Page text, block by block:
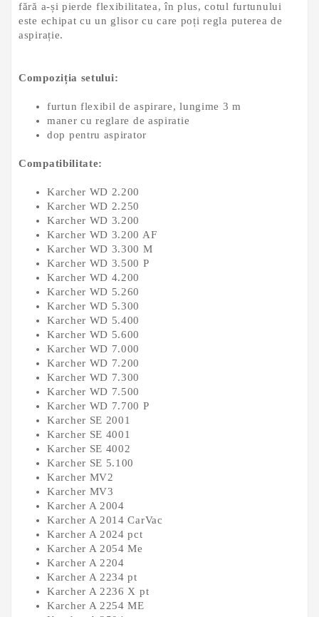
fără a-și pierde flexibilitatea, în plus, cotul furtunului
este echipat cu un glisor cu care poți regla puterea de
aspirație.
Compoziția setului:
furtun flexibil de aspirare, lungime 3 m
maner cu reglare de aspiratie
dop pentru aspirator
Compatibilitate:
Karcher WD 2.200
Karcher WD 2.250
Karcher WD 3.200
Karcher WD 3.200 AF
Karcher WD 3.300 M
Karcher WD 3.500 P
Karcher WD 4.200
Karcher WD 5.260
Karcher WD 5.300
Karcher WD 5.400
Karcher WD 5.600
Karcher WD 7.000
Karcher WD 7.200
Karcher WD 7.300
Karcher WD 7.500
Karcher WD 7.700 P
Karcher SE 2001
Karcher SE 4001
Karcher SE 4002
Karcher SE 5.100
Karcher MV2
Karcher MV3
Karcher A 2004
Karcher A 2014 CarVac
Karcher A 2024 pct
Karcher A 2054 Me
Karcher A 2204
Karcher A 2234 pt
Karcher A 2236 X pt
Karcher A 2254 ME